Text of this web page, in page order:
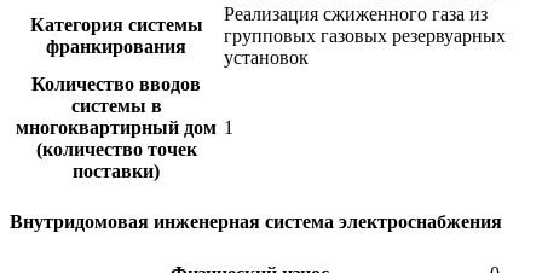
Категория системы
франкирования
Реализация сжиженного газа из
групповых газовых резервуарных
установок
Количество вводов
системы в
многоквартирный дом
(количество точек
поставки)
1
Внутридомовая инженерная система электроснабжения